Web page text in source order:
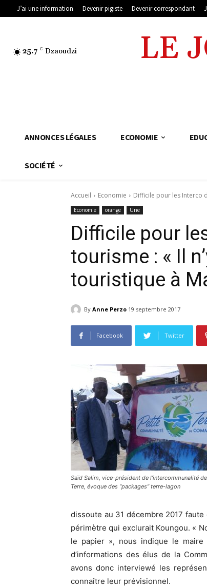
J’ai une information Devenir pigiste Devenir correspondant
25.7 C Dzaoudzi LE
ANNONCES LÉGALES ECONOMIE
SOCIÉTÉ
Accueil Economie Difficile pour les Interco
Economie orange Une
Difficile pour
tourisme : « Il
touristique à
By Anne Perzo 19 septembre 2017
Facebook Twitter
Saïd Salim, vice-président de l’intercommunalité
Terre, évoque des “packages” terre-lagon
dissoute au 31 décembre 2017
périmètre qui exclurait Koungou. «
le papier », nous indique le maire
d’informations des élus de la
avons donc interviewé les
connaître leur prévisionnel.